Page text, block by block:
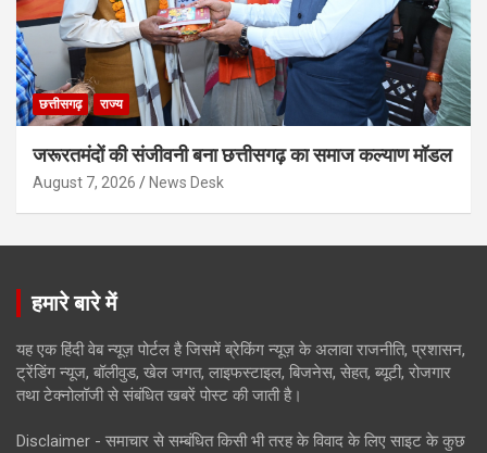
छत्तीसगढ़ राज्य
जरूरतमंदों की संजीवनी बना छत्तीसगढ़ का समाज कल्याण मॉडल
August 7, 2026 News Desk
हमारे बारे में
यह एक हिंदी वेब न्यूज़ पोर्टल है जिसमें ब्रेकिंग न्यूज़ के अलावा राजनीति, प्रशासन,
ट्रेंडिंग न्यूज, बॉलीवुड, खेल जगत, लाइफस्टाइल, बिजनेस, सेहत, ब्यूटी, रोजगार
तथा टेक्नोलॉजी से संबंधित खबरें पोस्ट की जाती है।
Disclaimer - समाचार से सम्बंधित किसी भी तरह के विवाद के लिए साइट के कुछ